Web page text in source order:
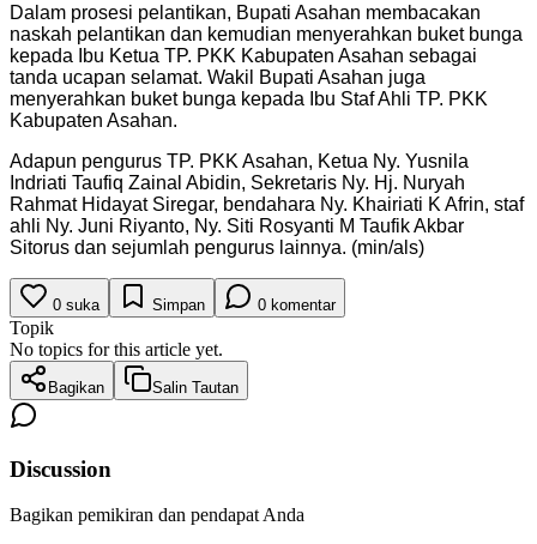
Dalam prosesi pelantikan, Bupati Asahan membacakan
naskah pelantikan dan kemudian menyerahkan buket bunga
kepada Ibu Ketua TP. PKK Kabupaten Asahan sebagai
tanda ucapan selamat. Wakil Bupati Asahan juga
menyerahkan buket bunga kepada Ibu Staf Ahli TP. PKK
Kabupaten Asahan.
Adapun pengurus TP. PKK Asahan, Ketua Ny. Yusnila
Indriati Taufiq Zainal Abidin, Sekretaris Ny. Hj. Nuryah
Rahmat Hidayat Siregar, bendahara Ny. Khairiati K Afrin, staf
ahli Ny. Juni Riyanto, Ny. Siti Rosyanti M Taufik Akbar
Sitorus dan sejumlah pengurus lainnya. (min/als)
0 suka Simpan 0 komentar
Topik
No topics for this article yet.
Bagikan Salin Tautan
Discussion
Bagikan pemikiran dan pendapat Anda